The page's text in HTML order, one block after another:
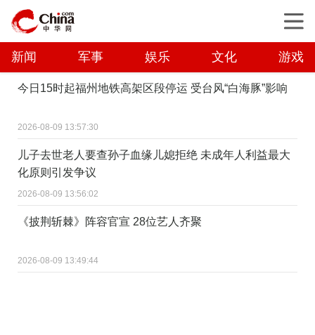
新闻 军事 娱乐 文化 游戏
今日15时起福州地铁高架区段停运 受台风“白海豚”影响
2026-08-09 13:57:30
儿子去世老人要查孙子血缘儿媳拒绝 未成年人利益最大
化原则引发争议
2026-08-09 13:56:02
《披荆斩棘》阵容官宣 28位艺人齐聚
2026-08-09 13:49:44